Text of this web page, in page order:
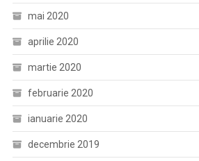
mai 2020
aprilie 2020
martie 2020
februarie 2020
ianuarie 2020
decembrie 2019